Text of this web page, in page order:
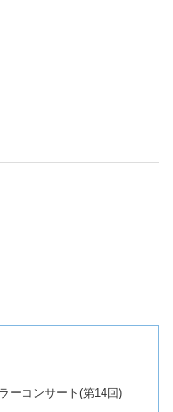
ーコンサート(第14回)